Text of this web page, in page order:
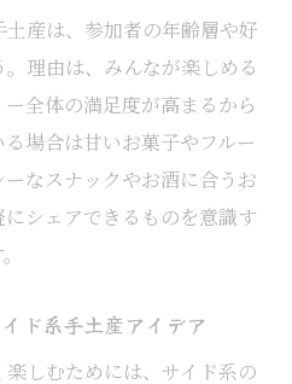
産は、参加者の年齢層や好
理由は、みんなが楽しめる
全体の満足度が高まるから
場合は甘いお菓子やフルー
なスナックやお酒に合うお
シェアできるものを意識す
ド系手土産アイデア
しむためには、サイド系の